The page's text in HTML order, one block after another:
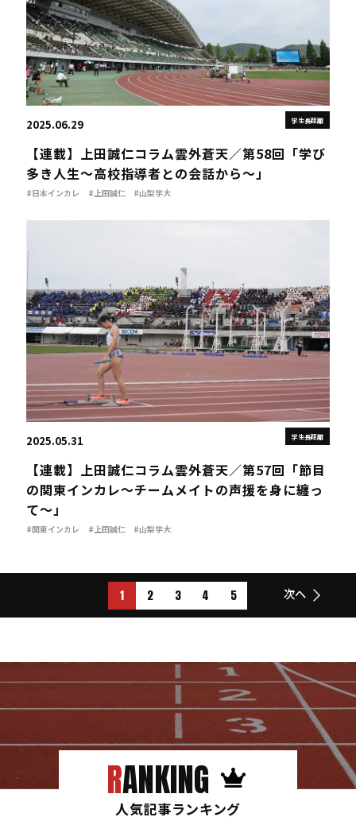
学生長距離
2025.06.29
【連載】上田誠仁コラム雲外蒼天／第58回「学び
多き人生～高校指導者との会話から～」
#日本インカレ #上田誠仁 #山梨学大
学生長距離
2025.05.31
【連載】上田誠仁コラム雲外蒼天／第57回「節目
の関東インカレ～チームメイトの声援を身に纏っ
て～」
#関東インカレ #上田誠仁 #山梨学大
1 2 3 4 5 次へ
RANKING
人気記事ランキング